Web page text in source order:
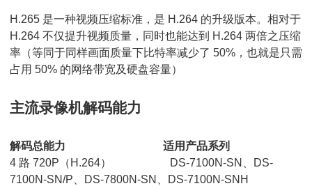
H.265 是一种视频压缩标准，是 H.264 的升级版本。相对于
H.264 不仅提升视频质量，同时也能达到 H.264 两倍之压缩
率（等同于同样画面质量下比特率减少了 50%，也就是只需
占用 50% 的网络带宽及硬盘容量）
主流录像机解码能力
解码总能力 适用产品系列
4 路 720P（H.264） DS-7100N-SN、DS-
7100N-SN/P、DS-7800N-SN、DS-7100N-SNH